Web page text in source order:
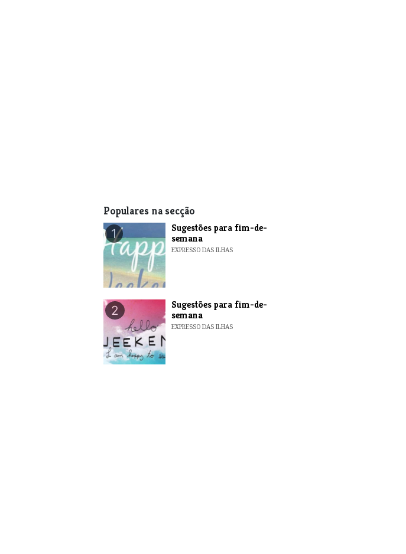
Populares na secção
1
​Sugestões para fim-de-
semana
EXPRESSO DAS ILHAS
2
​Sugestões para fim-de-
semana
EXPRESSO DAS ILHAS